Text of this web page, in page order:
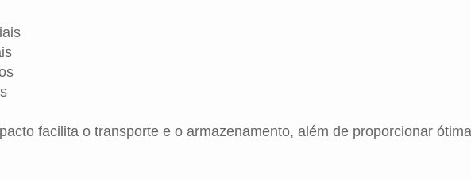
facilita o transporte e o armazenamento, além de proporcionar